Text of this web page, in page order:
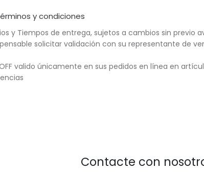
y condiciones
y Tiempos de entrega, sujetos a cambios sin previo
solicitar validación con su representante de
valido únicamente en sus pedidos en línea en
Contacte con